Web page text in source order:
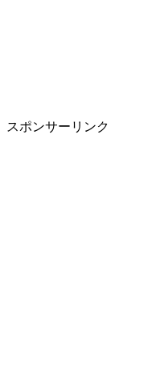
スポンサーリンク